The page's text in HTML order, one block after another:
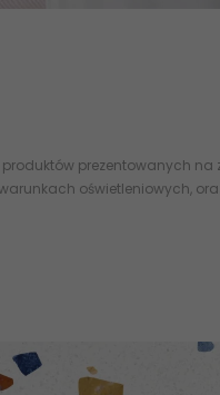
produktów prezentowanych
oświetleniowych,